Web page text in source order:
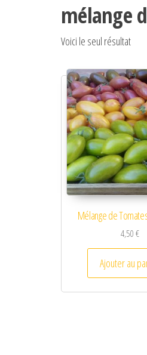
mélange
Voici le seul résultat
Mélange de
4,50€
Ajouter au